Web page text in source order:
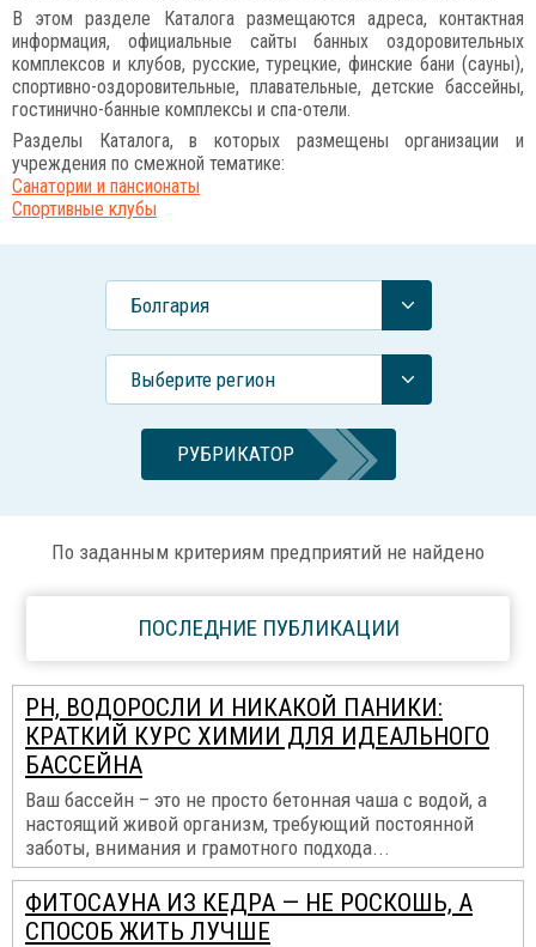
В этом разделе Каталога размещаются адреса, контактная
информация, официальные сайты банных оздоровительных
комплексов и клубов, русские, турецкие, финские бани (сауны),
спортивно-оздоровительные, плавательные, детские бассейны,
гостинично-банные комплексы и спа-отели.
Разделы Каталога, в которых размещены организации и
учреждения по смежной тематике:
Санатории и пансионаты
Спортивные клубы
Болгария
Выберите регион
РУБРИКАТОР
По заданным критериям предприятий не найдено
ПОСЛЕДНИЕ ПУБЛИКАЦИИ
PH, ВОДОРОСЛИ И НИКАКОЙ ПАНИКИ:
КРАТКИЙ КУРС ХИМИИ ДЛЯ ИДЕАЛЬНОГО
БАССЕЙНА
Ваш бассейн – это не просто бетонная чаша с водой, а
настоящий живой организм, требующий постоянной
заботы, внимания и грамотного подхода...
ФИТОСАУНА ИЗ КЕДРА — НЕ РОСКОШЬ, А
СПОСОБ ЖИТЬ ЛУЧШЕ